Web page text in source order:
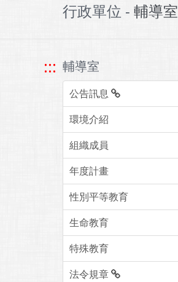
行政單位 - 輔導室
::: 輔導室
公告訊息
環境介紹
組織成員
年度計畫
性別平等教育
生命教育
特殊教育
法令規章